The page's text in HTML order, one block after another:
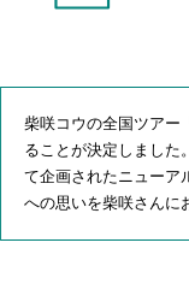
柴咲コウの全国ツアー
ることが決定しました
て企画されたニューア
への思いを柴咲さんに